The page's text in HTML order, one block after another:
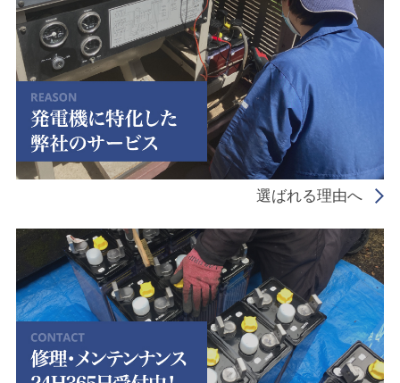
選ばれる理由へ